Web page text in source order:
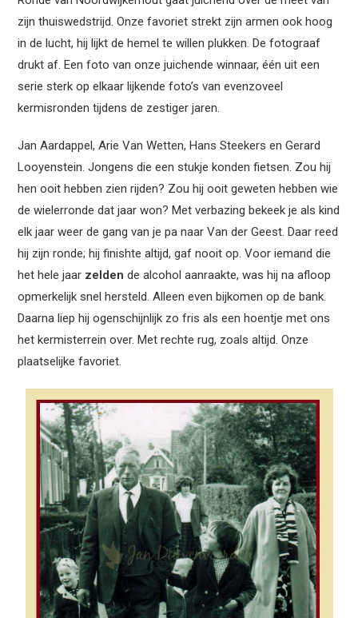
zijn thuiswedstrijd. Onze favoriet strekt zijn armen ook hoog
in de lucht, hij lijkt de hemel te willen plukken. De fotograaf
drukt af. Een foto van onze juichende winnaar, één uit een
serie sterk op elkaar lijkende foto’s van evenzoveel
kermisronden tijdens de zestiger jaren.
Jan Aardappel, Arie Van Wetten, Hans Steekers en Gerard
Looyenstein. Jongens die een stukje konden fietsen. Zou hij
hen ooit hebben zien rijden? Zou hij ooit geweten hebben wie
de wielerronde dat jaar won? Met verbazing bekeek je als kind
elk jaar weer de gang van je pa naar Van der Geest. Daar reed
hij zijn ronde; hij finishte altijd, gaf nooit op. Voor iemand die
het hele jaar zelden de alcohol aanraakte, was hij na afloop
opmerkelijk snel hersteld. Alleen even bijkomen op de bank.
Daarna liep hij ogenschijnlijk zo fris als een hoentje met ons
het kermisterrein over. Met rechte rug, zoals altijd. Onze
plaatselijke favoriet.